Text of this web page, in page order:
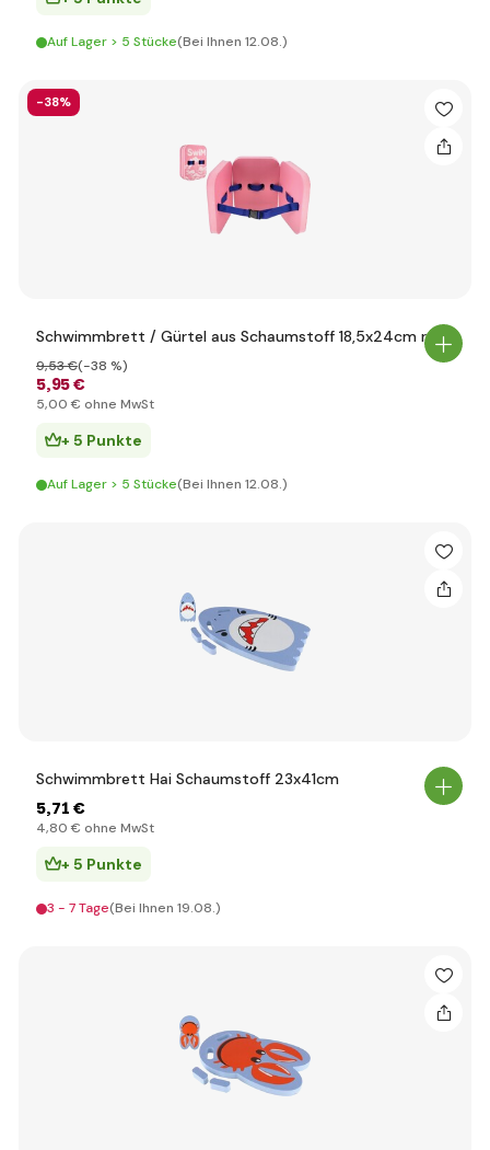
Auf Lager > 5 Stücke(Bei Ihnen 12.08.)
-38%
Schwimmbrett / Gürtel aus Schaumstoff 18,5x24cm rosa
5,95 €
9,53 €(-38 %)
5,00 € ohne MwSt
+ 5 Punkte
Auf Lager > 5 Stücke(Bei Ihnen 12.08.)
Schwimmbrett Hai Schaumstoff 23x41cm
5,71 €
4,80 € ohne MwSt
+ 5 Punkte
3 - 7 Tage(Bei Ihnen 19.08.)